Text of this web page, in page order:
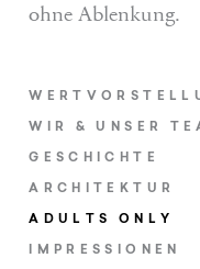
WIR & UNSER
GESCHICHTE
ARCHITEKTUR
ADULTS ONLY
IMPRESSIONEN
ohne Ablenkung.